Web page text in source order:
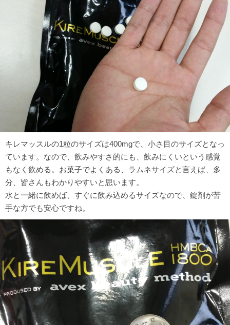
キレマッスルの1粒のサイズは400mgで、小さ目のサイズとなっ
ています。なので、飲みやすさ的にも、飲みにくいという感覚
もなく飲める。お菓子でよくある、ラムネサイズと言えば、多
分、皆さんもわかりやすいと思います。
水と一緒に飲めば、すぐに飲み込めるサイズなので、錠剤が苦
手な方でも安心ですね。